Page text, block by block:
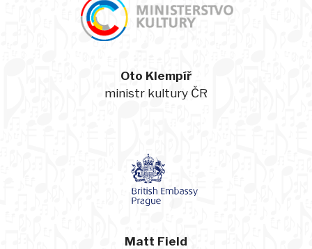
Oto Klempíř
ministr kultury ČR
Matt Field